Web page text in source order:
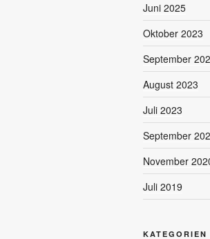
Juni 2025
Oktober 2023
September
August 2023
Juli 2023
September
November
Juli 2019
KATEGORIEN